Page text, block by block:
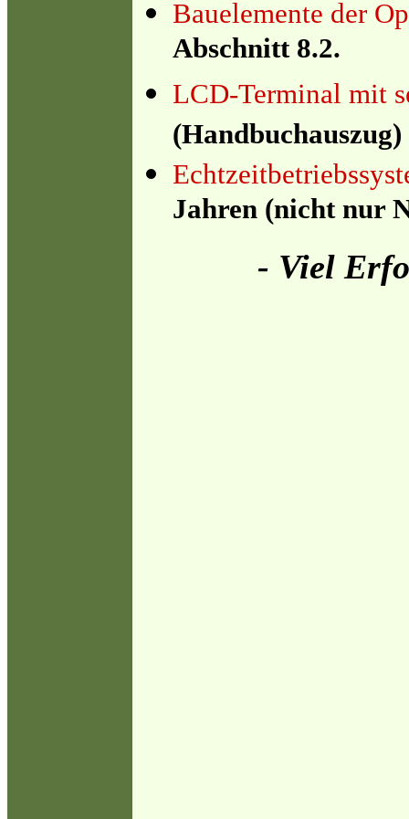
Bauelemente der
Abschnitt 8.2.
LCD-Terminal mit
(Handbuchauszug)
Jahren (nicht nur
- Viel